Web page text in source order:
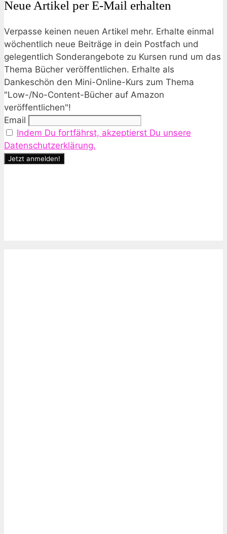
Neue Artikel per E-Mail erhalten
Verpasse keinen neuen Artikel mehr. Erhalte einmal
wöchentlich neue Beiträge in dein Postfach und
gelegentlich Sonderangebote zu Kursen rund um das
Thema Bücher veröffentlichen. Erhalte als
Dankeschön den Mini-Online-Kurs zum Thema
"Low-/No-Content-Bücher auf Amazon
veröffentlichen"!
Email
Indem Du fortfährst, akzeptierst Du unsere
Datenschutzerklärung.